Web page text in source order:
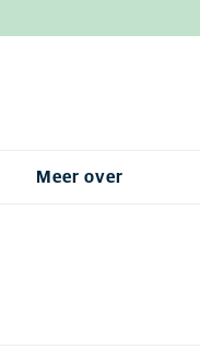
Meer over